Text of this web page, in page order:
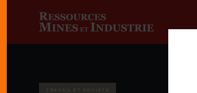
TRAVAIL ET SOCIÉTÉ